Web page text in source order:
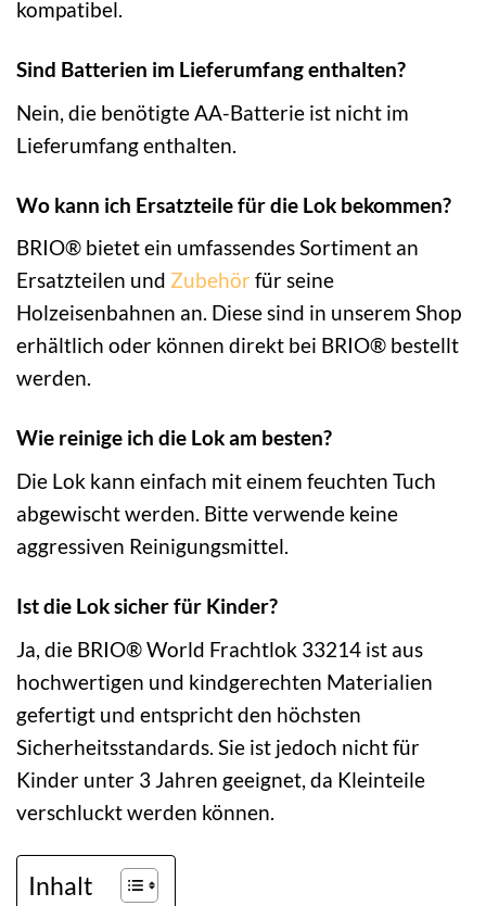
kompatibel.
Sind Batterien im Lieferumfang enthalten?
Nein, die benötigte AA-Batterie ist nicht im
Lieferumfang enthalten.
Wo kann ich Ersatzteile für die Lok bekommen?
BRIO® bietet ein umfassendes Sortiment an
Ersatzteilen und Zubehör für seine
Holzeisenbahnen an. Diese sind in unserem Shop
erhältlich oder können direkt bei BRIO® bestellt
werden.
Wie reinige ich die Lok am besten?
Die Lok kann einfach mit einem feuchten Tuch
abgewischt werden. Bitte verwende keine
aggressiven Reinigungsmittel.
Ist die Lok sicher für Kinder?
Ja, die BRIO® World Frachtlok 33214 ist aus
hochwertigen und kindgerechten Materialien
gefertigt und entspricht den höchsten
Sicherheitsstandards. Sie ist jedoch nicht für
Kinder unter 3 Jahren geeignet, da Kleinteile
verschluckt werden können.
Inhalt